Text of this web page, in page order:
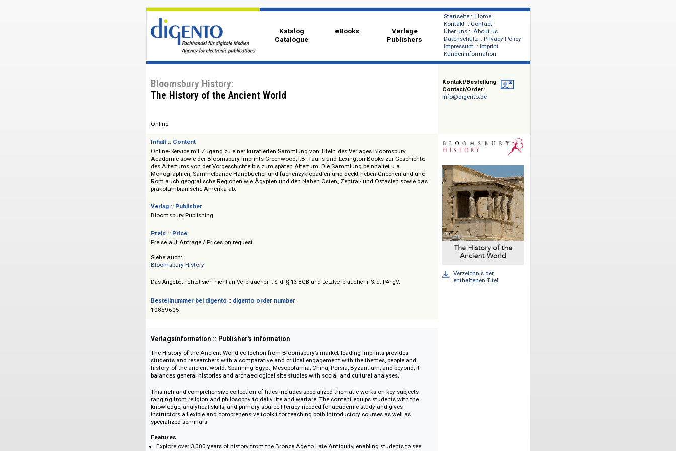
Katalog
Catalogue
eBooks Verlage
Publishers
Über uns :: About us
Datenschutz :: Privacy Policy
Impressum :: Imprint
Kundeninformation
Bloomsbury History:
Kontakt/Bestellung
Inhalt :: Content
Online-Service mit Zugang zu einer kuratierten Sammlung von Titeln des Verlages Bloomsbury
Academic sowie der Bloomsbury-Imprints Greenwood, I.B. Tauris und Lexington Books zur Geschichte
des Altertums von der Vorgeschichte bis zum späten Altertum. Die Sammlung beinhaltet u.a.
Monographien, Sammelbände Handbücher und fachenzyklopädien und deckt neben Griechenland und
Rom auch geografische Regionen wie Ägypten und den Nahen Osten, Zentral- und Ostasien sowie das
präkolumbianische Amerika ab.
Verlag :: Publisher
Bloomsbury Publishing
Preis :: Price
Preise auf Anfrage / Prices on request
Siehe auch:
Das Angebot richtet sich nicht an Verbraucher i. S. d. § 13 BGB und Letztverbraucher i. S. d. PAngV.
Bestellnummer bei digento :: digento order number
10859605
Verlagsinformation :: Publisher's information
The History of the Ancient World collection from Bloomsbury’s market leading imprints provides
students and researchers with a comparative and critical engagement with the themes, people and
history of the ancient world. Spanning Egypt, Mesopotamia, China, Persia, Byzantium, and beyond, it
balances general histories and archaeological site studies with social and cultural analyses.
This rich and comprehensive collection of titles includes specialized thematic works on key subjects
ranging from religion and philosophy to daily life and warfare. The content equips students with the